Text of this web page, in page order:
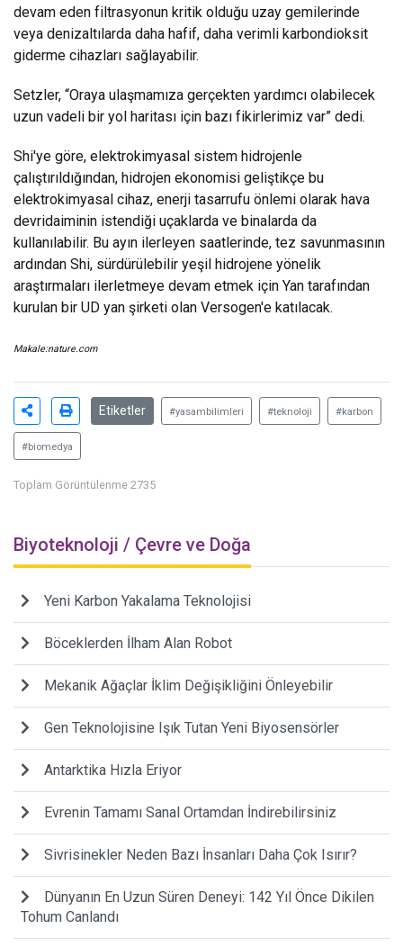
devam eden filtrasyonun kritik olduğu uzay gemilerinde
veya denizaltılarda daha hafif, daha verimli karbondioksit
giderme cihazları sağlayabilir.
Setzler, “Oraya ulaşmamıza gerçekten yardımcı olabilecek
uzun vadeli bir yol haritası için bazı fikirlerimiz var” dedi.
Shi'ye göre, elektrokimyasal sistem hidrojenle
çalıştırıldığından, hidrojen ekonomisi geliştikçe bu
elektrokimyasal cihaz, enerji tasarrufu önlemi olarak hava
devridaiminin istendiği uçaklarda ve binalarda da
kullanılabilir. Bu ayın ilerleyen saatlerinde, tez savunmasının
ardından Shi, sürdürülebilir yeşil hidrojene yönelik
araştırmaları ilerletmeye devam etmek için Yan tarafından
kurulan bir UD yan şirketi olan Versogen'e katılacak.
Makale:nature.com
Etiketler #yasambilimleri #teknoloji #karbon
#biomedya
Toplam Görüntülenme 2735
Biyoteknoloji / Çevre ve Doğa
Yeni Karbon Yakalama Teknolojisi
Böceklerden İlham Alan Robot
Mekanik Ağaçlar İklim Değişikliğini Önleyebilir
Gen Teknolojisine Işık Tutan Yeni Biyosensörler
Antarktika Hızla Eriyor
Evrenin Tamamı Sanal Ortamdan İndirebilirsiniz
Sivrisinekler Neden Bazı İnsanları Daha Çok Isırır?
Dünyanın En Uzun Süren Deneyi: 142 Yıl Önce Dikilen
Tohum Canlandı